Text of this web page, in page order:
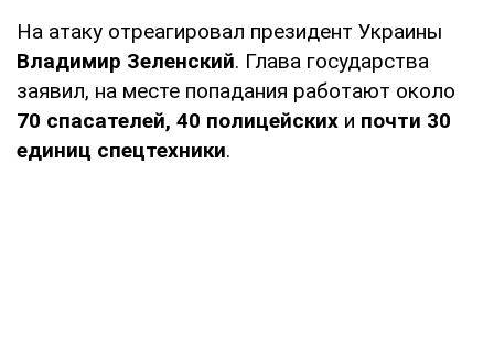
На атаку отреагировал президент Украины
Владимир Зеленский. Глава государства
заявил, на месте попадания работают около
70 спасателей, 40 полицейских и почти 30
единиц спецтехники.